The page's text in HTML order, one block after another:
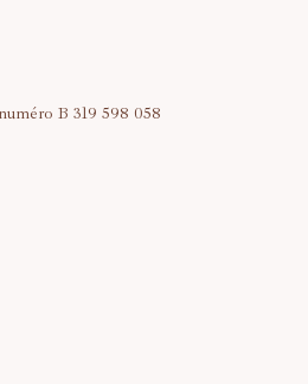
B 319 598 058